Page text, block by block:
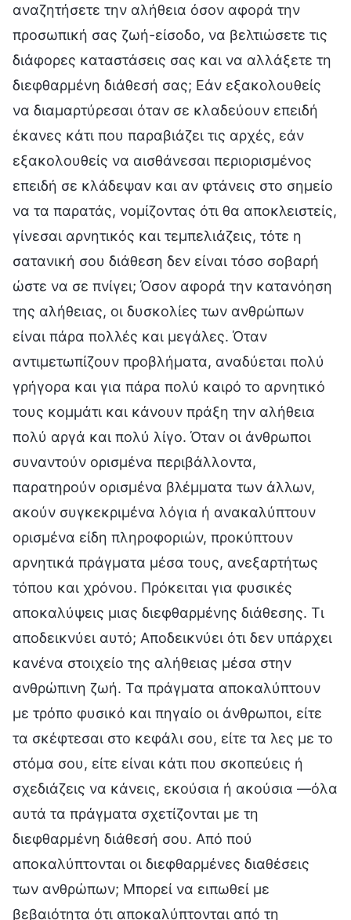
αναζητήσετε την αλήθεια όσον αφορά την
προσωπική σας ζωή-είσοδο, να βελτιώσετε τις
διάφορες καταστάσεις σας και να αλλάξετε τη
διεφθαρμένη διάθεσή σας; Εάν εξακολουθείς
να διαμαρτύρεσαι όταν σε κλαδεύουν επειδή
έκανες κάτι που παραβιάζει τις αρχές, εάν
εξακολουθείς να αισθάνεσαι περιορισμένος
επειδή σε κλάδεψαν και αν φτάνεις στο σημείο
να τα παρατάς, νομίζοντας ότι θα αποκλειστείς,
γίνεσαι αρνητικός και τεμπελιάζεις, τότε η
σατανική σου διάθεση δεν είναι τόσο σοβαρή
ώστε να σε πνίγει; Όσον αφορά την κατανόηση
της αλήθειας, οι δυσκολίες των ανθρώπων
είναι πάρα πολλές και μεγάλες. Όταν
αντιμετωπίζουν προβλήματα, αναδύεται πολύ
γρήγορα και για πάρα πολύ καιρό το αρνητικό
τους κομμάτι και κάνουν πράξη την αλήθεια
πολύ αργά και πολύ λίγο. Όταν οι άνθρωποι
συναντούν ορισμένα περιβάλλοντα,
παρατηρούν ορισμένα βλέμματα των άλλων,
ακούν συγκεκριμένα λόγια ή ανακαλύπτουν
ορισμένα είδη πληροφοριών, προκύπτουν
αρνητικά πράγματα μέσα τους, ανεξαρτήτως
τόπου και χρόνου. Πρόκειται για φυσικές
αποκαλύψεις μιας διεφθαρμένης διάθεσης. Τι
αποδεικνύει αυτό; Αποδεικνύει ότι δεν υπάρχει
κανένα στοιχείο της αλήθειας μέσα στην
ανθρώπινη ζωή. Τα πράγματα αποκαλύπτουν
με τρόπο φυσικό και πηγαίο οι άνθρωποι, είτε
τα σκέφτεσαι στο κεφάλι σου, είτε τα λες με το
στόμα σου, είτε είναι κάτι που σκοπεύεις ή
σχεδιάζεις να κάνεις, εκούσια ή ακούσια —όλα
αυτά τα πράγματα σχετίζονται με τη
διεφθαρμένη διάθεσή σου. Από πού
αποκαλύπτονται οι διεφθαρμένες διαθέσεις
των ανθρώπων; Μπορεί να ειπωθεί με
βεβαιότητα ότι αποκαλύπτονται από τη